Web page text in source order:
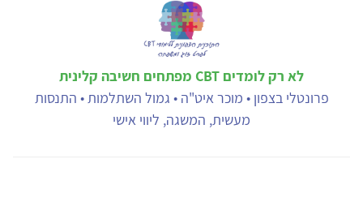
לא רק לומדים CBT מפתחים חשיבה קלינית
פרונטלי בצפון • מוכר איט"ה • גמול השתלמות • התנסות
מעשית, המשגה, ליווי אישי